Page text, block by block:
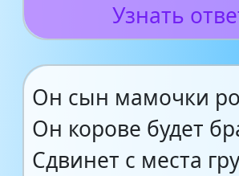
Узнать
Он сын мамочки
Он корове будет
Сдвинет с места